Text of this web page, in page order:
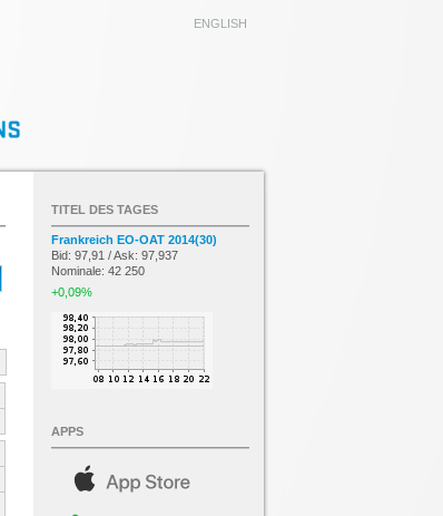
ENGLISH
TITEL DES TAGES
Frankreich EO-OAT 2014(30)
Bid: 97,91 / Ask: 97,937
Nominale: 42 250
+0,09%
APPS